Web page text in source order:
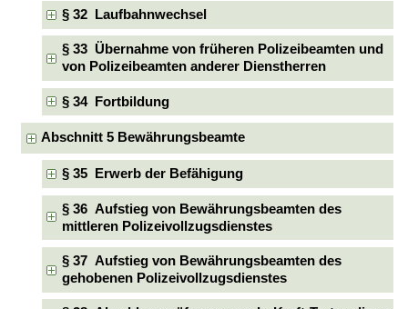
§ 32 Laufbahnwechsel
§ 33 Übernahme von früheren Polizeibeamten und
von Polizeibeamten anderer Dienstherren
§ 34 Fortbildung
Abschnitt 5 Bewährungsbeamte
§ 35 Erwerb der Befähigung
§ 36 Aufstieg von Bewährungsbeamten des
mittleren Polizeivollzugsdienstes
§ 37 Aufstieg von Bewährungsbeamten des
gehobenen Polizeivollzugsdienstes